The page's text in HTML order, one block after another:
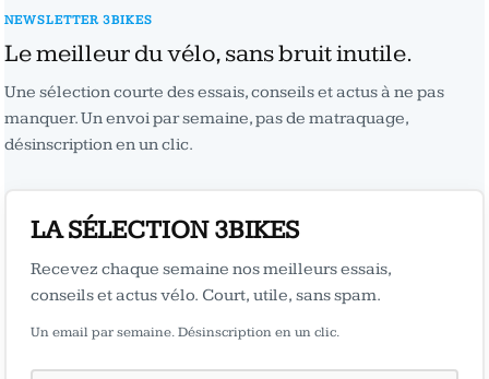
NEWSLETTER 3BIKES
Le meilleur du vélo, sans bruit inutile.
Une sélection courte des essais, conseils et actus à ne pas
manquer. Un envoi par semaine, pas de matraquage,
désinscription en un clic.
LA SÉLECTION 3BIKES
Recevez chaque semaine nos meilleurs essais,
conseils et actus vélo. Court, utile, sans spam.
Un email par semaine. Désinscription en un clic.